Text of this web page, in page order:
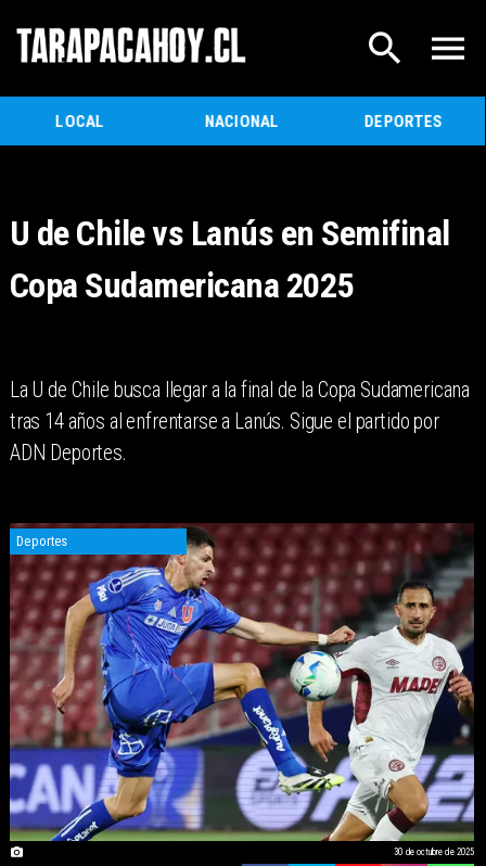
LOCAL NACIONAL DEPORTES
U de Chile vs Lanús en Semifinal
Copa Sudamericana 2025
La U de Chile busca llegar a la final de la Copa Sudamericana
tras 14 años al enfrentarse a Lanús. Sigue el partido por
ADN Deportes.
Deportes
30 de octubre de 2025